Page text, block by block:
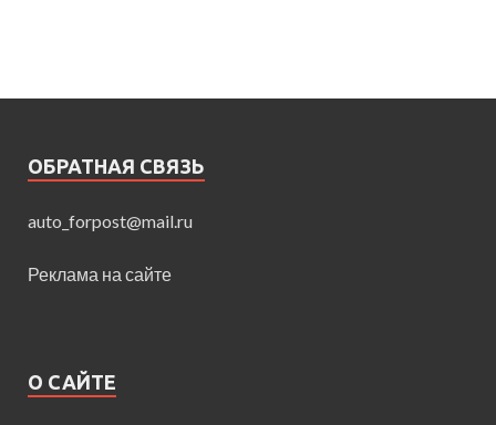
ОБРАТНАЯ СВЯЗЬ
auto_forpost@mail.ru
Реклама на сайте
О САЙТЕ